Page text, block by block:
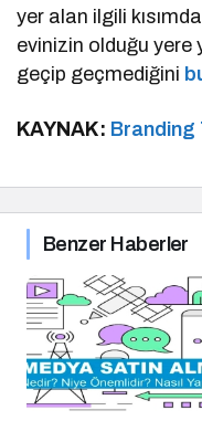
yer alan ilgili
evinizin olduğu yere
geçip geçmediğini
KAYNAK: Branding
Benzer Haberler